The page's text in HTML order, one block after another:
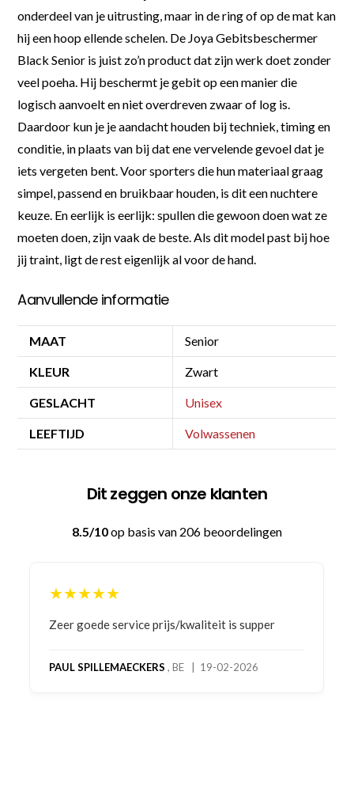
onderdeel van je uitrusting, maar in de ring of op de mat kan
hij een hoop ellende schelen. De Joya Gebitsbeschermer
Black Senior is juist zo’n product dat zijn werk doet zonder
veel poeha. Hij beschermt je gebit op een manier die
logisch aanvoelt en niet overdreven zwaar of log is.
Daardoor kun je je aandacht houden bij techniek, timing en
conditie, in plaats van bij dat ene vervelende gevoel dat je
iets vergeten bent. Voor sporters die hun materiaal graag
simpel, passend en bruikbaar houden, is dit een nuchtere
keuze. En eerlijk is eerlijk: spullen die gewoon doen wat ze
moeten doen, zijn vaak de beste. Als dit model past bij hoe
jij traint, ligt de rest eigenlijk al voor de hand.
Aanvullende informatie
MAAT Senior
KLEUR Zwart
GESLACHT Unisex
LEEFTIJD Volwassenen
Dit zeggen onze klanten
8.5/10op basis van 206 beoordelingen
★★★★★
Bestelling gedaan vanwege goede prijzen en
bestelling al ontvangen met gifts, waardoor je